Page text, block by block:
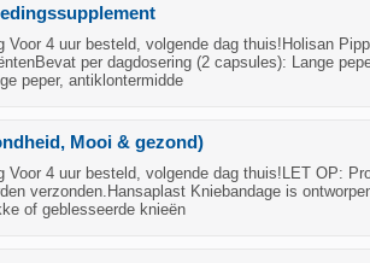
Voor 4 uur besteld, volgende dag thuis!Holisan
per dagdosering (2 capsules): Lange
peper, antiklontermidde
Mooi & gezond)
Voor 4 uur besteld, volgende dag thuis!LET OP:
verzonden.Hansaplast Kniebandage is
of geblesseerde knieën